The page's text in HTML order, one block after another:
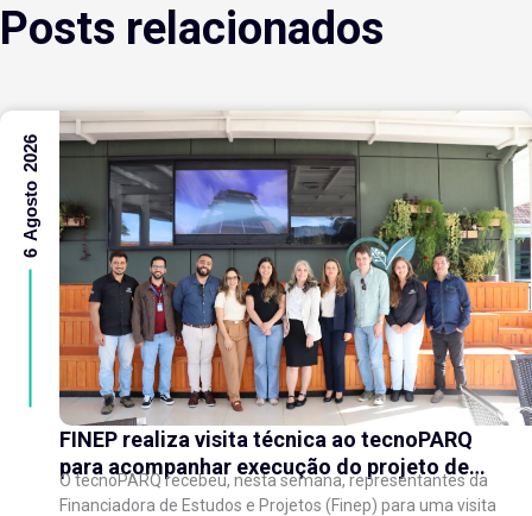
Posts relacionados
FINEP realiza visita técnica ao tecnoPARQ
para acompanhar execução do projeto de
expansão do Parque Tecnológico
O tecnoPARQ recebeu, nesta semana, representantes da
Financiadora de Estudos e Projetos (Finep) para uma visita
6 Agosto 2026